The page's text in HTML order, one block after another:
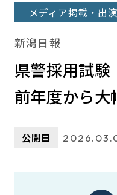
メディア掲載・出演
新潟日報
県警採用試
前年度から大
公開日